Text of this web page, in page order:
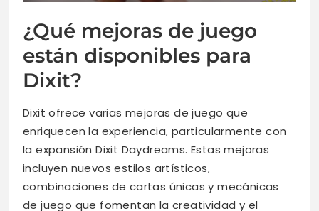
¿Qué mejoras de juego
están disponibles para
Dixit?
Dixit ofrece varias mejoras de juego que
enriquecen la experiencia, particularmente con
la expansión Dixit Daydreams. Estas mejoras
incluyen nuevos estilos artísticos,
combinaciones de cartas únicas y mecánicas
de juego que fomentan la creatividad y el